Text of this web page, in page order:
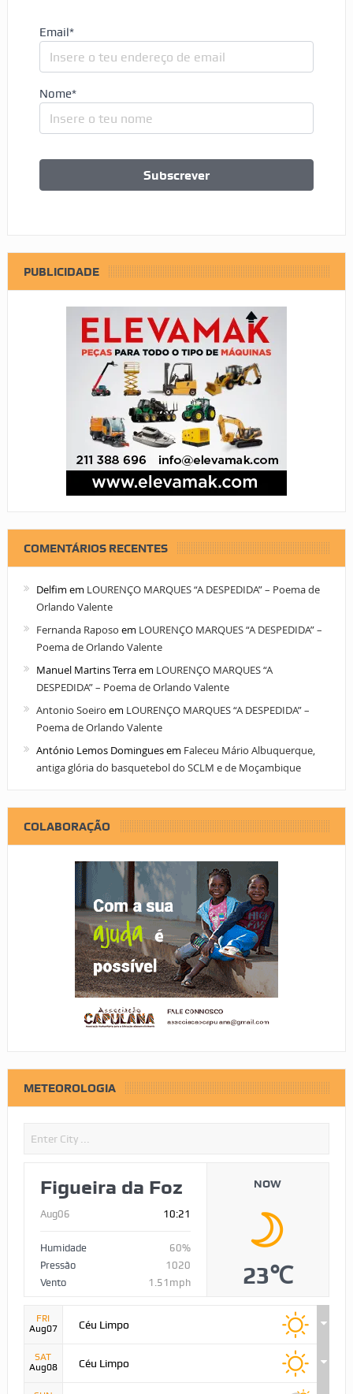
Email*
Nome*
PUBLICIDADE
COMENTÁRIOS RECENTES
Delfim em LOURENÇO MARQUES “A DESPEDIDA” – Poema de
Orlando Valente
Fernanda Raposo em LOURENÇO MARQUES “A DESPEDIDA” –
Poema de Orlando Valente
Manuel Martins Terraem LOURENÇO MARQUES “A
DESPEDIDA” – Poema de Orlando Valente
Antonio Soeiro em LOURENÇO MARQUES “A DESPEDIDA” –
Poema de Orlando Valente
António Lemos Dominguesem Faleceu Mário Albuquerque,
antiga glória do basquetebol do SCLM e de Moçambique
COLABORAÇÃO
METEOROLOGIA
Figueira da Foz
Aug06 10:21
Humidade
60%
Pressão
1020
Vento
1.51mph
NOW
23℃
FRI
Aug07
Céu Limpo
SAT
Aug08
Céu Limpo